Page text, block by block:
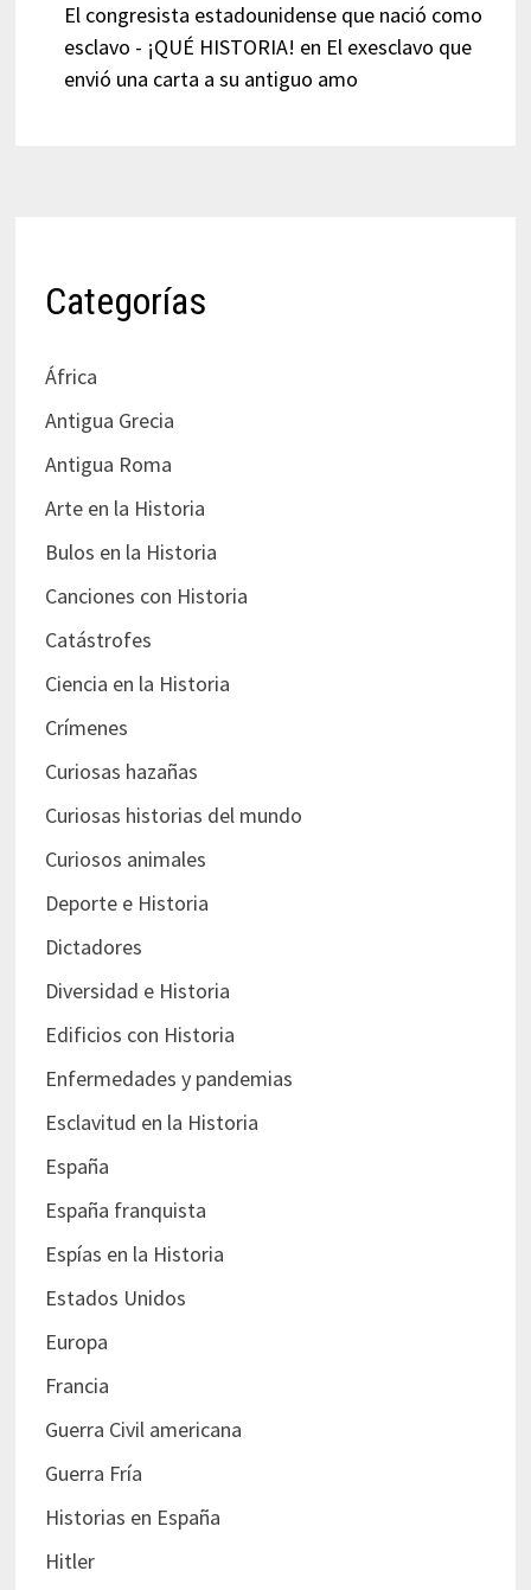
El congresista estadounidense que nació como
esclavo - ¡QUÉ HISTORIA! en El exesclavo que
envió una carta a su antiguo amo
Categorías
África
Antigua Grecia
Antigua Roma
Arte en la Historia
Bulos en la Historia
Canciones con Historia
Catástrofes
Ciencia en la Historia
Crímenes
Curiosas hazañas
Curiosas historias del mundo
Curiosos animales
Deporte e Historia
Dictadores
Diversidad e Historia
Edificios con Historia
Enfermedades y pandemias
Esclavitud en la Historia
España
España franquista
Espías en la Historia
Estados Unidos
Europa
Francia
Guerra Civil americana
Guerra Fría
Historias en España
Hitler